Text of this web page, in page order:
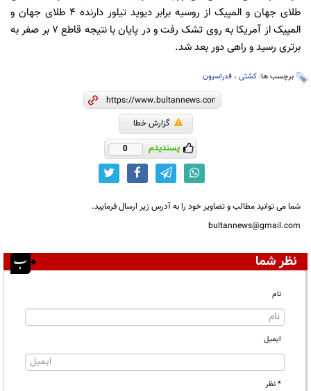
طلای جهان و المپیک از روسیه برابر دیوید تیلور دارنده ۴ طلای جهان و
المپیک از آمریکا به روی تشک رفت و در پایان با نتیجه قاطع ۷ بر صفر به
برتری رسید و راهی دور بعد شد.
برچسب ها: کشتی ، فدراسیون
گزارش خطا
پسندیدم 0
شما می توانید مطالب و تصاویر خود را به آدرس زیر ارسال فرمایید.
bultannews@gmail.com
نظر شما
نام
ایمیل
* نظر